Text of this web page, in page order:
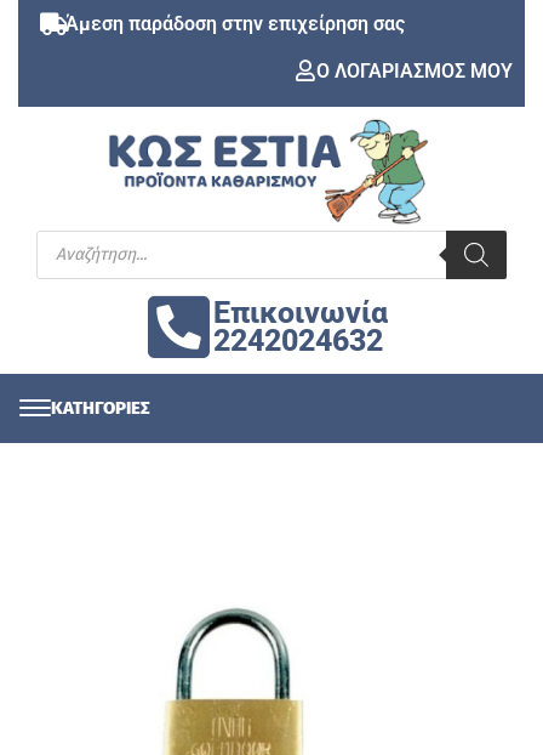
Άμεση παράδοση στην επιχείρηση σας
Ο ΛΟΓΑΡΙΑΣΜΟΣ ΜΟΥ
Επικοινωνία
2242024632